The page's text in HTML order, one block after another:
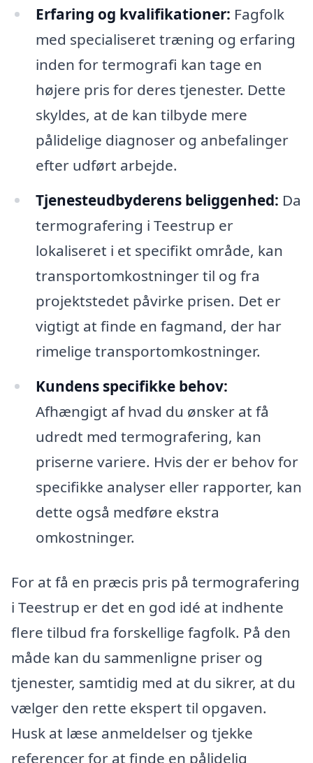
Erfaring og kvalifikationer: Fagfolk
med specialiseret træning og erfaring
inden for termografi kan tage en
højere pris for deres tjenester. Dette
skyldes, at de kan tilbyde mere
pålidelige diagnoser og anbefalinger
efter udført arbejde.
Tjenesteudbyderens beliggenhed: Da
termografering i Teestrup er
lokaliseret i et specifikt område, kan
transportomkostninger til og fra
projektstedet påvirke prisen. Det er
vigtigt at finde en fagmand, der har
rimelige transportomkostninger.
Kundens specifikke behov:
Afhængigt af hvad du ønsker at få
udredt med termografering, kan
priserne variere. Hvis der er behov for
specifikke analyser eller rapporter, kan
dette også medføre ekstra
omkostninger.
For at få en præcis pris på termografering
i Teestrup er det en god idé at indhente
flere tilbud fra forskellige fagfolk. På den
måde kan du sammenligne priser og
tjenester, samtidig med at du sikrer, at du
vælger den rette ekspert til opgaven.
Husk at læse anmeldelser og tjekke
referencer for at finde en pålidelig